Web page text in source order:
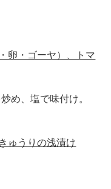
卵・ゴーヤ）、トマ
め、塩で味付け。
ゅうりの浅漬け